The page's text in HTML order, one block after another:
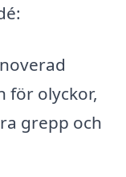
för olyckor,
grepp och